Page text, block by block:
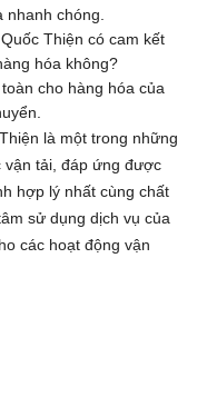
chóng.
Thiện có cam kết
hóa không?
cho hàng hóa của
là một trong những
vận tải, đáp ứng được
hợp lý nhất cùng chất
sử dụng dịch vụ của
các hoạt động vận